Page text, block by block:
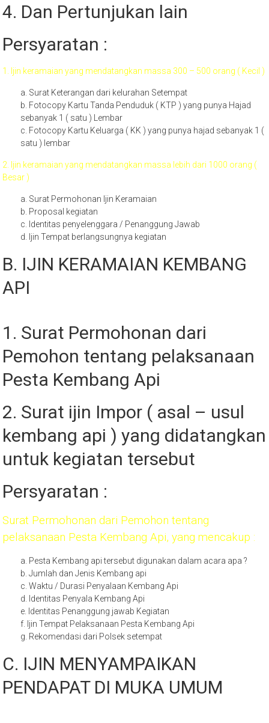
4. Dan Pertunjukan lain
Persyaratan :
1. Ijin keramaian yang mendatangkan massa 300 – 500 orang ( Kecil )
a. Surat Keterangan dari kelurahan Setempat
b. Fotocopy Kartu Tanda Penduduk ( KTP ) yang punya Hajad
sebanyak 1 ( satu ) Lembar
c. Fotocopy Kartu Keluarga ( KK ) yang punya hajad sebanyak 1 (
satu ) lembar
2. Ijin keramaian yang mendatangkan massa lebih dari 1000 orang (
Besar )
a. Surat Permohonan Ijin Keramaian
b. Proposal kegiatan
c. Identitas penyelenggara / Penanggung Jawab
d. Ijin Tempat berlangsungnya kegiatan
B. IJIN KERAMAIAN KEMBANG
API
1. Surat Permohonan dari
Pemohon tentang pelaksanaan
Pesta Kembang Api
2. Surat ijin Impor ( asal – usul
kembang api ) yang didatangkan
untuk kegiatan tersebut
Persyaratan :
Surat Permohonan dari Pemohon tentang
pelaksanaan Pesta Kembang Api, yang mencakup :
a. Pesta Kembang api tersebut digunakan dalam acara apa ?
b. Jumlah dan Jenis Kembang api
c. Waktu / Durasi Penyalaan Kembang Api
d. Identitas Penyala Kembang Api
e. Identitas Penanggung jawab Kegiatan
f. Ijin Tempat Pelaksanaan Pesta Kembang Api
g. Rekomendasi dari Polsek setempat
C. IJIN MENYAMPAIKAN
PENDAPAT DI MUKA UMUM